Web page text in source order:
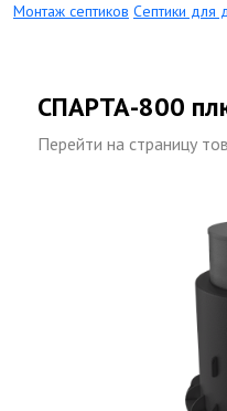
Монтаж септиков Септики для
СПАРТА-800
Перейти на страницу